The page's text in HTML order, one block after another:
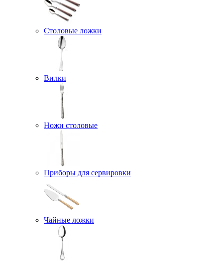
Столовые ложки
Вилки
Ножи столовые
Приборы для сервировки
Чайные ложки